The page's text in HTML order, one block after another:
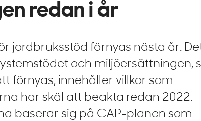
redan i år
jordbruksstöd förnyas nästa år.
och miljöersättningen,
förnyas, innehåller villkor som
har skäl att beakta redan 2022.
baserar sig på CAP-planen som